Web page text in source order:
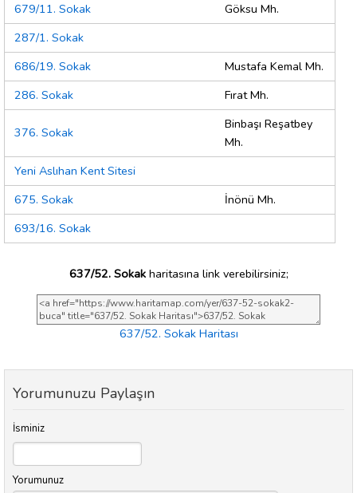
679/11. Sokak
Göksu Mh.
287/1. Sokak
686/19. Sokak
Mustafa Kemal Mh.
286. Sokak
Fırat Mh.
376. Sokak
Binbaşı Reşatbey
Mh.
Yeni Aslıhan Kent Sitesi
675. Sokak
İnönü Mh.
693/16. Sokak
637/52. Sokakharitasına link verebilirsiniz;
637/52. Sokak Haritası
Yorumunuzu Paylaşın
İsminiz
Yorumunuz